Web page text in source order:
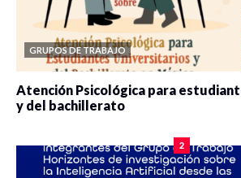
GRUPOS DE TRABAJO
Atención Psicológica para
y del bachillerato
2